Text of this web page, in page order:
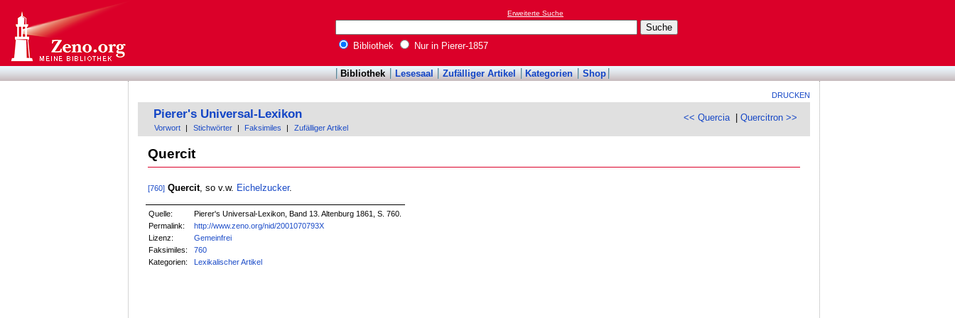
Erweiterte Suche
Bibliothek Nur in Pierer-1857
Bibliothek Lesesaal Zufälliger Artikel Kategorien Shop
DRUCKEN
<< Quercia|Quercitron >>
Pierer's Universal-Lexikon
Vorwort Stichwörter Faksimiles Zufälliger Artikel
Quercit
[760] Quercit, so v.w. Eichelzucker.
Quelle:
Pierer's Universal-Lexikon, Band 13. Altenburg 1861, S. 760.
Permalink:
http://www.zeno.org/nid/2001070793X
Lizenz:
Gemeinfrei
Faksimiles:
760
Kategorien:
Lexikalischer Artikel